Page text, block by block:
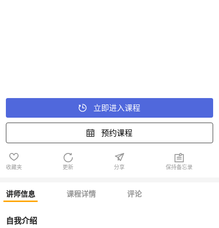
立即进入课程
预约课程
收藏夹 更新 分享 保持备忘录
讲师信息 课程详情 评论
自我介绍